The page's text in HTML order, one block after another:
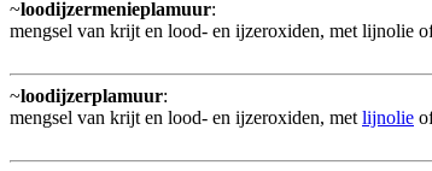
~loodijzermenieplamuur:
mengsel van krijt en lood- en ijzeroxiden, met lijnolie
~loodijzerplamuur:
mengsel van krijt en lood- en ijzeroxiden, metlijnolie